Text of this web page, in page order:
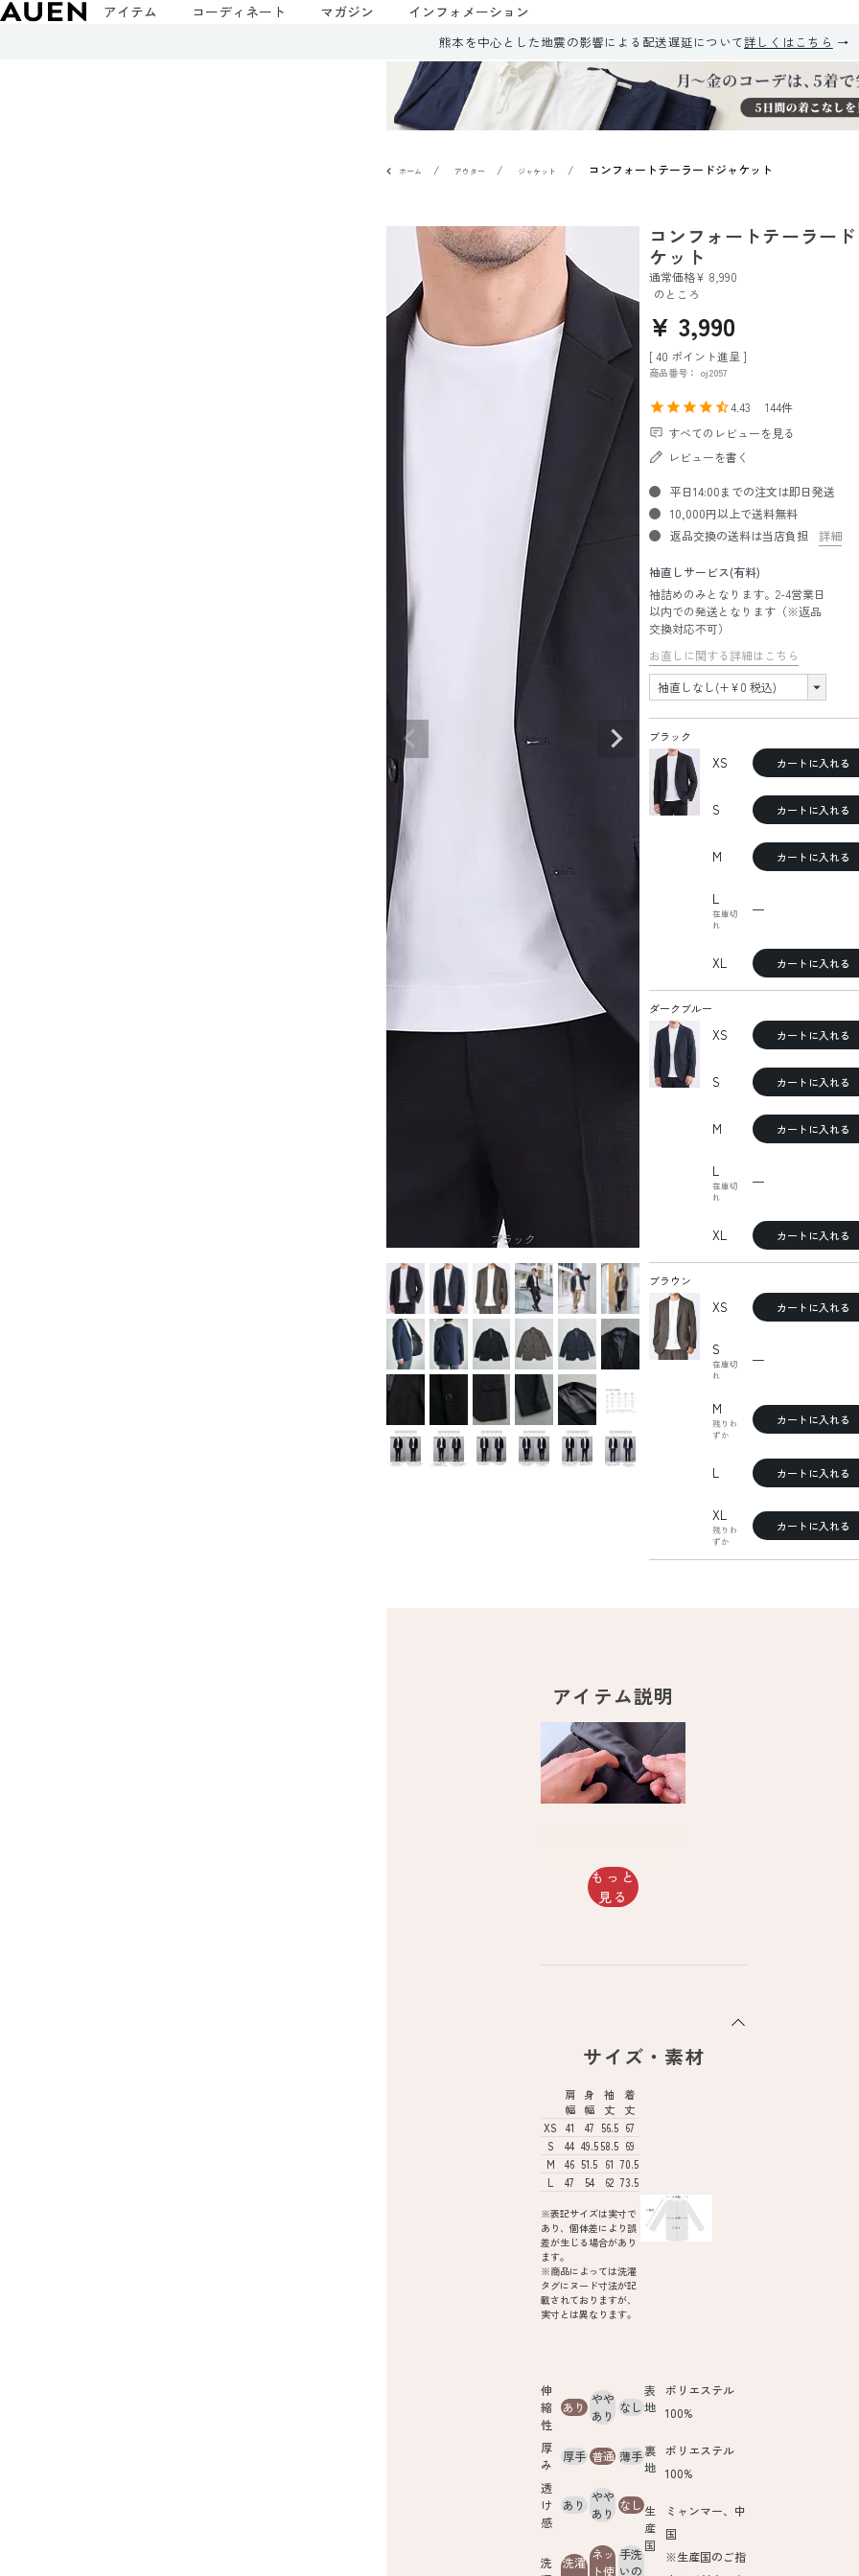
アイテム コーディネート マガジン インフォメーション
熊本を中心とした地震の影響による配送遅延について詳しくはこちら
ホーム アウター ジャケット コンフォートテーラードジャケット
ブラック
コンフォートテーラー
ケット
通常価格¥ 8,990
のところ
¥ 3,990
[ 40 ポイント進呈 ]
商品番号 oj2057
4.43
144
すべてのレビューを見る
レビューを書く
平日14:00までの注文は即日発送
10,000円以上で送料無料
返品交換の送料は当店負担
詳細
袖直しサービス(有料)
袖詰めのみとなります。2-4営業日
以内での発送となります（※返品
交換対応不可）
お直しに関する詳細はこちら
ブラック
XS カートに入れる
S カートに入れる
M カートに入れる
L
在庫切
れ
—
XL カートに入れる
ダークブルー
XS カートに入れる
S カートに入れる
M カートに入れる
L
在庫切
れ
—
XL カートに入れる
ブラウン
XS カートに入れる
S
在庫切
れ
—
M
残りわ
ずか
カートに入れる
L カートに入れる
XL
残りわ
ずか
カートに入れる
アイテム説明
もっと
見る
サイズ・素材
肩
幅
身
幅
袖
丈
着
丈
XS
41 47 56.5 67
S
44 49.558.5 69
M
46 51.5 61 70.5
L
47 54 62 73.5
※表記サイズは実寸で
あり、個体差により誤
差が生じる場合があり
ます。
※商品によっては洗濯
タグにヌード寸法が記
載されておりますが、
実寸とは異なります。
伸
縮
性
あり
やや
あり
なし
厚
み
厚手 普通 薄手
透
け
感
あり
やや
あり
なし
洗
洗濯
ネッ
ト使
手洗
いの
表
地
ポリエステル
100%
裏
地
ポリエステル
100%
生
産
国
ミャンマー、中
国
※生産国のご指